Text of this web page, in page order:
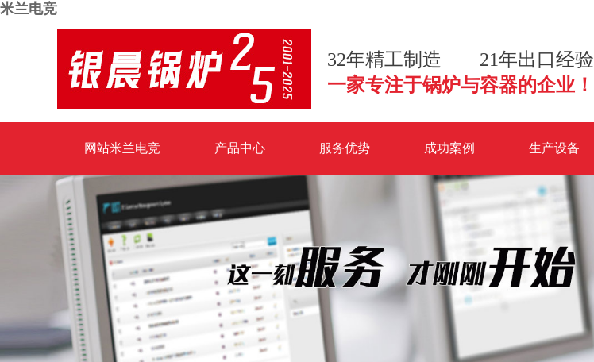
米兰电竞
32年精工制造 21年出口经验
一家专注于锅炉与容器的企业！
网站米兰电竞 产品中心 服务优势 成功案例 生产设备
米兰电竞-点燃电子竞技激情,成就电竞梦想